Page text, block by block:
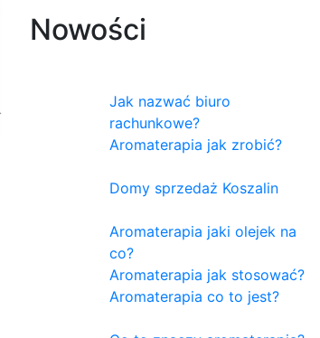
Nowości
Jak nazwać biuro
rachunkowe?
Aromaterapia jak zrobić?
Domy sprzedaż Koszalin
Aromaterapia jaki olejek na
co?
Aromaterapia jak stosować?
Aromaterapia co to jest?